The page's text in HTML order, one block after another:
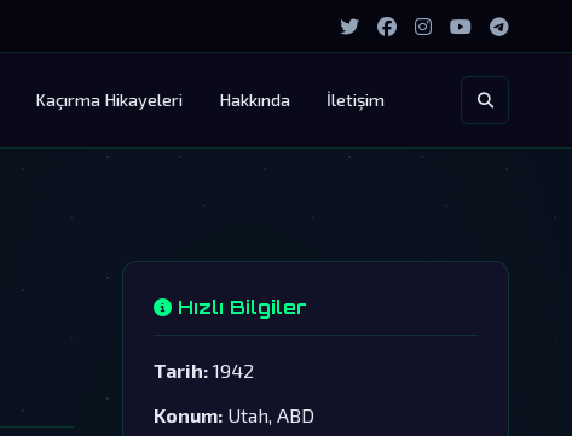
Kaçırma Hikayeleri Hakkında İletişim
Hızlı Bilgiler
Tarih: 1942
Konum: Utah, ABD